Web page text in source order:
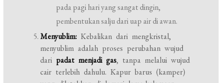
pada pagi hari yang sangat dingin,
pembentukan salju dari uap air di awan.
Menyublim: Kebalikan dari mengkristal,
menyublim adalah proses perubahan wujud
dari padat menjadi gas, tanpa melalui wujud
cair terlebih dahulu. Kapur barus (kamper)